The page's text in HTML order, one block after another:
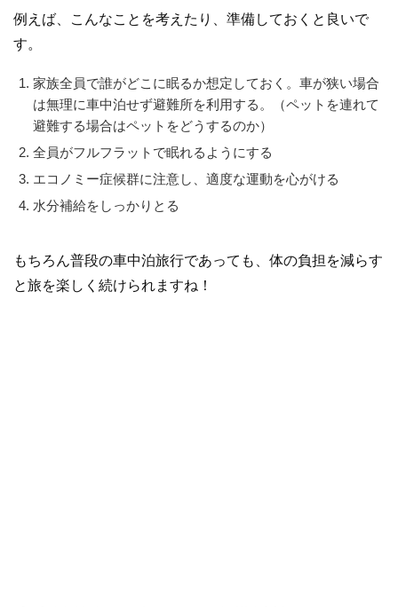
例えば、こんなことを考えたり、準備しておくと良いで
す。
家族全員で誰がどこに眠るか想定しておく。車が狭い場合
は無理に車中泊せず避難所を利用する。（ペットを連れて
避難する場合はペットをどうするのか）
全員がフルフラットで眠れるようにする
エコノミー症候群に注意し、適度な運動を心がける
水分補給をしっかりとる
もちろん普段の車中泊旅行であっても、体の負担を減らす
と旅を楽しく続けられますね！